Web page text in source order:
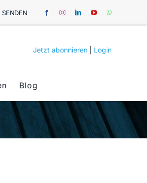
SENDEN
Jetzt abonnieren Login
Blog